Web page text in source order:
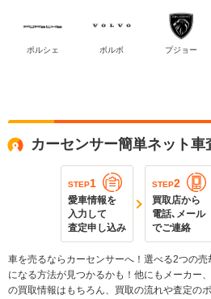
ポルシェ ボルボ プジョー
カーセンサー簡単ネット車
STEP1
愛車情報を
入力して
査定申し込み
STEP2
買取店から
電話､メール
でご連絡
車を売るならカーセンサーへ！選べる2つの
になる方法が見つかるかも！他にもメーカー
の買取情報はもちろん、買取の流れや査定の